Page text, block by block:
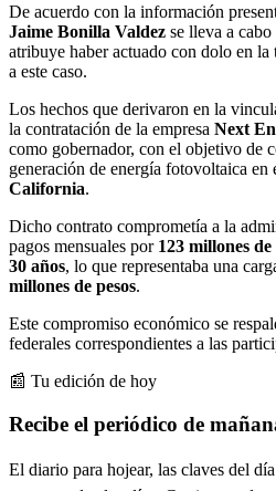
De acuerdo con la información
Jaime Bonilla Valdez se lleva a
atribuye haber actuado con dolo en
a este caso.
Los hechos que derivaron en la
la contratación de la empresa Next
como gobernador, con el objetivo de
generación de energía fotovoltaica en
California.
Dicho contrato comprometía a la
pagos mensuales por 123 millones de
30 años, lo que representaba una
millones de pesos.
Este compromiso económico se
federales correspondientes a las
📰 Tu edición de hoy
Recibe el periódico de
El diario para hojear, las claves del